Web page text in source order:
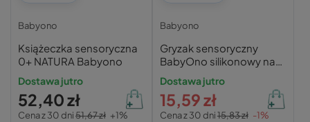
Babyono
Książeczka sensoryczna
0+ NATURA Babyono
Dostawa jutro
Cena z 30 dni51,67 zł +1%
52,40 zł
Babyono
Gryzak sensoryczny
BabyOno silikonowy na
ząbkowanie do
chłodzenia różowy
Dostawa jutro
Cena z 30 dni15,83 zł -1%
15,59 zł